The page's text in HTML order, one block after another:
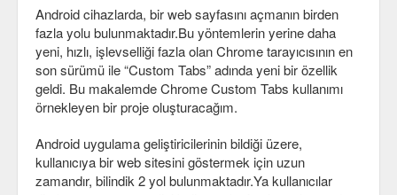
Arayüz Tasarımı
Diller
C#
Javascript
PHP
Android cihazlarda, bir web sayfasını açmanın birden
fazla yolu bulunmaktadır.Bu yöntemlerin yerine daha
yeni, hızlı, işlevselliği fazla olan Chrome tarayıcısının en
son sürümü ile “Custom Tabs” adında yeni bir özellik
geldi. Bu makalemde Chrome Custom Tabs kullanımı
örnekleyen bir proje oluşturacağım.
Android uygulama geliştiricilerinin bildiği üzere,
kullanıcıya bir web sitesini göstermek için uzun
zamandır, bilindik 2 yol bulunmaktadır.Ya kullanıcılar